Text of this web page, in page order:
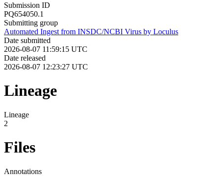
Submission ID
PQ654050.1
Submitting group
Automated Ingest from INSDC/NCBI Virus by Loculus
Date submitted
2026-08-07 11:59:15 UTC
Date released
2026-08-07 12:23:27 UTC
Lineage
Lineage
2
Files
Annotations